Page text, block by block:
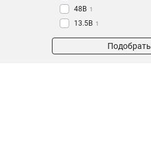
48В 1
13.5B 1
12B 1
12В 2
Подобрать